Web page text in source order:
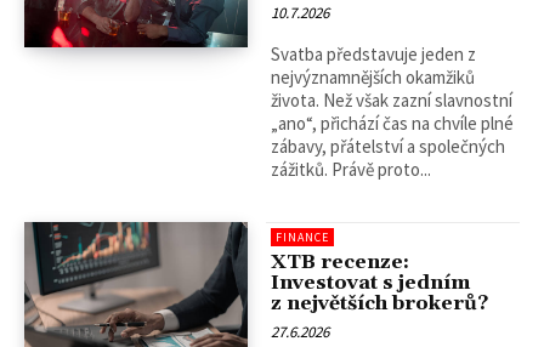
10.7.2026
Svatba představuje jeden z
nejvýznamnějších okamžiků
života. Než však zazní slavnostní
„ano“, přichází čas na chvíle plné
zábavy, přátelství a společných
zážitků. Právě proto...
FINANCE
XTB recenze:
Investovat s jedním
z největších brokerů?
27.6.2026